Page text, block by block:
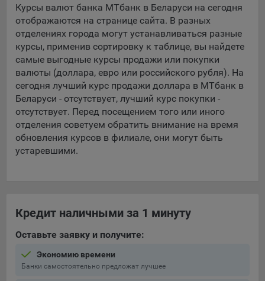
5.4. Создание и предоставление персонализированной
рекламы пользователю.
9.1. Технические (обязательные) файлы cookie, например,
применяемые при регистрации либо входе в систему, или
для оставления отзыва либо комментария. Данные файлы
cookie используются в целях обеспечения корректной
работы сайтов и полноценного использования его
функционала пользователем, не могут быть отключены в
системах. Вместе с тем, пользователь может настроить
браузер, чтобы он блокировал такие файлы сookie или
уведомлял пользователя об их использовании — но в таком
используются для обеспечения работы некоторых
предпочтений пользователя, в том числе имени
повторных прохождений опросов пользователями.
Курсы валют банка МТбанк в Беларуси на сегодня
отображаются на странице сайта. В разных
отделениях города могут устанавливаться разные
курсы, применив сортировку к таблице, вы найдете
самые выгодные курсы продажи или покупки
валюты (доллара, евро или российского рубля). На
сегодня лучший курс продажи доллара в МТбанк в
Беларуси - отсутствует, лучший курс покупки -
отсутствует. Перед посещением того или иного
отделения советуем обратить внимание на время
обновления курсов в филиале, они могут быть
устаревшими.
Кредит наличными за 1 минуту
Оставьте заявку и получите:
Экономию времени
Банки самостоятельно предложат лучшее